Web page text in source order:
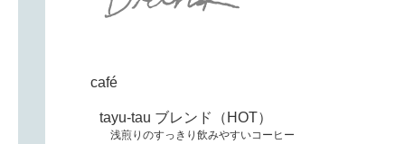
café
tayu-tau ブレンド（HOT）
浅煎りのすっきり飲みやすいコーヒー